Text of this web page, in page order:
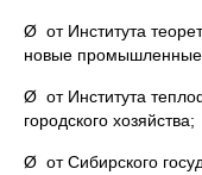
Ø от Института
новые промышленные
Ø от Института
городского хозяйства;
Ø от Сибирского